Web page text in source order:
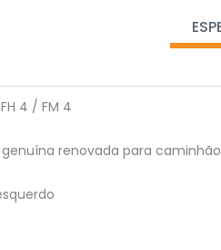
4 / FM 4
renovada para